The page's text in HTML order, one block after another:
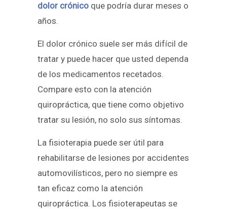
dolor crónico que podría durar meses o
años.
El dolor crónico suele ser más difícil de
tratar y puede hacer que usted dependa
de los medicamentos recetados.
Compare esto con la atención
quiropráctica, que tiene como objetivo
tratar su lesión, no solo sus síntomas.
La fisioterapia puede ser útil para
rehabilitarse de lesiones por accidentes
automovilísticos, pero no siempre es
tan eficaz como la atención
quiropráctica. Los fisioterapeutas se